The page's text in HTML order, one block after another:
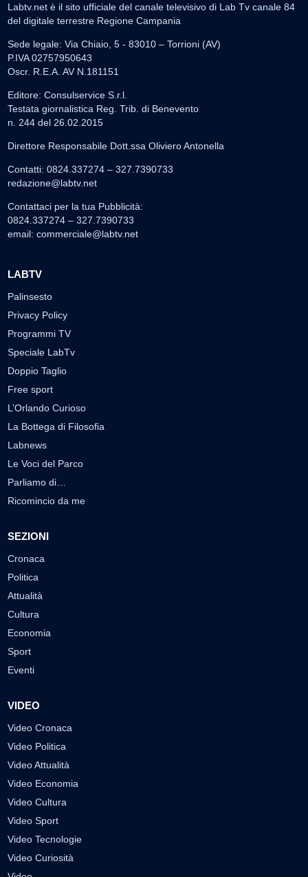
Labtv.net è il sito ufficiale del canale televisivo di Lab Tv canale 84
del digitale terrestre Regione Campania
Sede legale: Via Chiaio, 5 - 83010 – Torrioni (AV)
P.IVA 02757950643
Oscr. R.E.A. AV N.181151
Editore: Consulservice S.r.l.
Testata giornalistica Reg. Trib. di Benevento
n. 244 del 26.02.2015
Direttore Responsabile Dott.ssa Oliviero Antonella
Contatti: 0824.337274 – 327.7390733
redazione@labtv.net
Contattaci per la tua Pubblicità:
0824.337274 – 327.7390733
email: commerciale@labtv.net
LABTV
Palinsesto
Privacy Policy
Programmi TV
Speciale LabTv
Doppio Taglio
Free sport
L’Orlando Curioso
La Bottega di Filosofia
Labnews
Le Voci del Parco
Parliamo di…
Ricomincio da me
SEZIONI
Cronaca
Politica
Attualità
Cultura
Economia
Sport
Eventi
VIDEO
Video Cronaca
Video Politica
Video Attualità
Video Economia
Video Cultura
Video Sport
Video Tecnologie
Video Curiosità